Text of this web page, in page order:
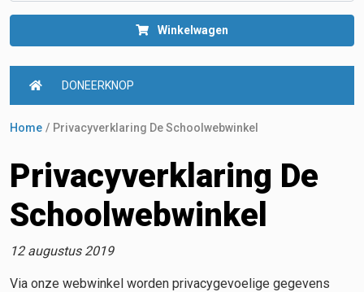
Winkelwagen
DONEERKNOP
Home Privacyverklaring De Schoolwebwinkel
Privacyverklaring De
Schoolwebwinkel
12 augustus 2019
Via onze webwinkel worden privacygevoelige gegevens